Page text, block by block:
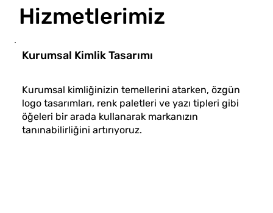
Hizmetlerimiz
Kurumsal Kimlik Tasarımı
Kurumsal kimliğinizin temellerini atarken, özgün
logo tasarımları, renk paletleri ve yazı tipleri gibi
öğeleri bir arada kullanarak markanızın
tanınabilirliğini artırıyoruz.